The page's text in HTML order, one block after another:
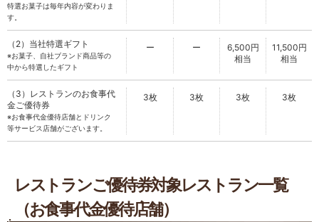
特選お菓子は毎年内容が変わりま
す。
（2）当社特選ギフト
※お菓子、自社ブランド商品等の
中から特選したギフト
ー ー
6,500円
相当
11,500円
相当
（3）レストランのお食事代
金ご優待券
※お食事代金優待店舗とドリンク
等サービス店舗がございます。
3枚 3枚 3枚 3枚
レストランご優待券対象レストラン一覧
（お食事代金優待店舗）